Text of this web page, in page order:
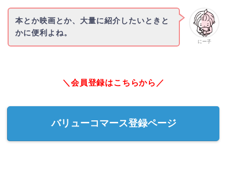
にー子
本とか映画とか、大量に紹介したいときと
かに便利よね。
＼会員登録はこちらから／
バリューコマース登録ページ